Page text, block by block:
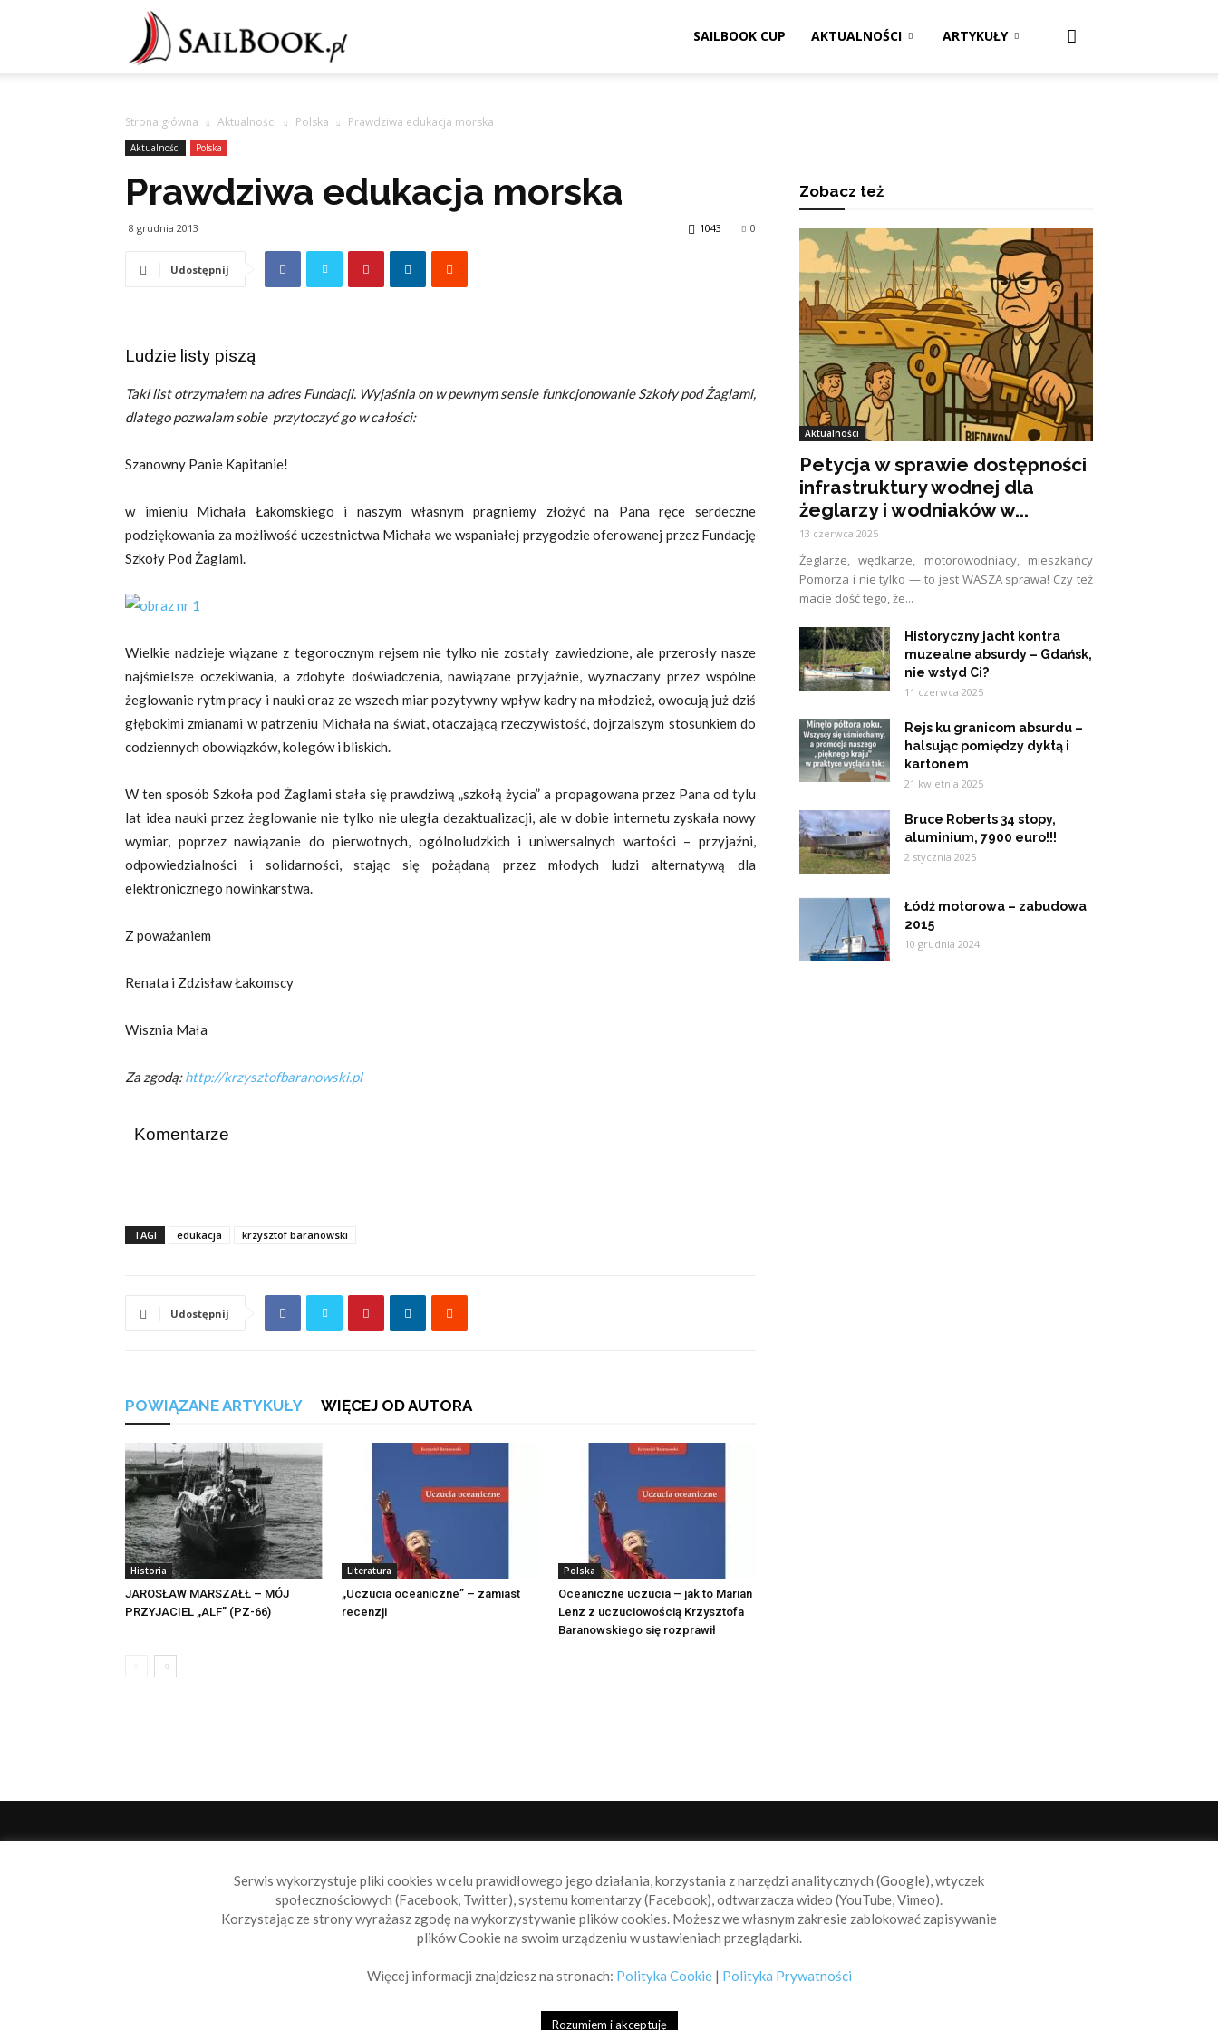
SAILBOOK CUP AKTUALNOŚCI ARTYKUŁY
Strona główna Aktualności Polska Prawdziwa edukacja morska
Aktualności Polska
Prawdziwa edukacja morska
8 grudnia 2013 0
1043
Udostępnij
Ludzie listy piszą
Taki list otrzymałem na adres Fundacji. Wyjaśnia on w pewnym sensie funkcjonowanie Szkoły pod Żaglami,
dlatego pozwalam sobie przytoczyć go w całości:
Szanowny Panie Kapitanie!
w imieniu Michała Łakomskiego i naszym własnym pragniemy złożyć na Pana ręce serdeczne
podziękowania za możliwość uczestnictwa Michała we wspaniałej przygodzie oferowanej przez Fundację
Szkoły Pod Żaglami.
Wielkie nadzieje wiązane z tegorocznym rejsem nie tylko nie zostały zawiedzione, ale przerosły nasze
najśmielsze oczekiwania, a zdobyte doświadczenia, nawiązane przyjaźnie, wyznaczany przez wspólne
żeglowanie rytm pracy i nauki oraz ze wszech miar pozytywny wpływ kadry na młodzież, owocują już dziś
głębokimi zmianami w patrzeniu Michała na świat, otaczającą rzeczywistość, dojrzalszym stosunkiem do
codziennych obowiązków, kolegów i bliskich.
W ten sposób Szkoła pod Żaglami stała się prawdziwą „szkołą życia” a propagowana przez Pana od tylu
lat idea nauki przez żeglowanie nie tylko nie uległa dezaktualizacji, ale w dobie internetu zyskała nowy
wymiar, poprzez nawiązanie do pierwotnych, ogólnoludzkich i uniwersalnych wartości – przyjaźni,
odpowiedzialności i solidarności, stając się pożądaną przez młodych ludzi alternatywą dla
elektronicznego nowinkarstwa.
Z poważaniem
Renata i Zdzisław Łakomscy
Wisznia Mała
Za zgodą:http://krzysztofbaranowski.pl
Komentarze
TAGI edukacja krzysztof baranowski
Udostępnij
POWIĄZANE ARTYKUŁY WIĘCEJ OD AUTORA
Historia
JAROSŁAW MARSZAŁŁ – MÓJ
PRZYJACIEL „ALF” (PZ-66)
Literatura
„Uczucia oceaniczne” – zamiast
recenzji
Polska
Oceaniczne uczucia – jak to Marian
Lenz z uczuciowością Krzysztofa
Baranowskiego się rozprawił
Zobacz też
Aktualności
Petycja w sprawie dostępności
infrastruktury wodnej dla
żeglarzy i wodniaków w...
13 czerwca 2025
Żeglarze, wędkarze, motorowodniacy, mieszkańcy
Pomorza i nie tylko — to jest WASZA sprawa! Czy też
macie dość tego, że...
Historyczny jacht kontra
muzealne absurdy – Gdańsk,
nie wstyd Ci?
11 czerwca 2025
Rejs ku granicom absurdu –
halsując pomiędzy dyktą i
kartonem
21 kwietnia 2025
Bruce Roberts 34 stopy,
aluminium, 7900 euro!!!
2 stycznia 2025
Łódź motorowa – zabudowa
2015
10 grudnia 2024
Sailbook.pl to miejsce dla wszystkich, którzy szukają aktualnych
wiadomości ze świata żeglarstwa, świata motorowodniactwa i
nie tylko.
Skontaktuj się z nami:info@sailbook.pl
Serwis wykorzystuje pliki cookies w celu prawidłowego jego działania, korzystania z narzędzi analitycznych (Google), wtyczek
społecznościowych (Facebook, Twitter), systemu komentarzy (Facebook), odtwarzacza wideo (YouTube, Vimeo).
Korzystając ze strony wyrażasz zgodę na wykorzystywanie plików cookies. Możesz we własnym zakresie zablokować zapisywanie
plików Cookie na swoim urządzeniu w ustawieniach przeglądarki.
Więcej informacji znajdziesz na stronach: Polityka Cookie| Polityka Prywatności
Rozumiem i akceptuję